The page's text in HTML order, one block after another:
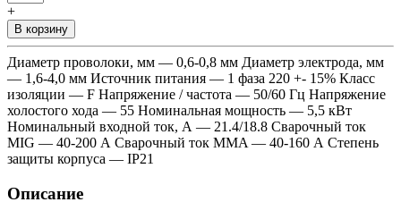
+
В корзину
Диаметр проволоки, мм — 0,6-0,8 мм Диаметр электрода, мм
— 1,6-4,0 мм Источник питания — 1 фаза 220 +- 15% Класс
изоляции — F Напряжение / частота — 50/60 Гц Напряжение
холостого хода — 55 Номинальная мощность — 5,5 кВт
Номинальный входной ток, А — 21.4/18.8 Сварочный ток
MIG — 40-200 А Сварочный ток MMA — 40-160 А Степень
защиты корпуса — IP21
Описание